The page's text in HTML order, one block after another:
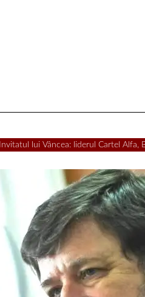
Invitatul lui Vâncea: liderul Cartel Alfa,